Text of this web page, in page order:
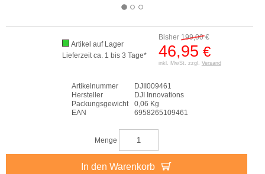
Bisher 199,00€
46,95 €
inkl. MwSt. zzgl. Versand
Artikel auf Lager
Lieferzeit ca. 1 bis 3 Tage*
Artikelnummer
DJII009461
Hersteller
DJI Innovations
Packungsgewicht
0,06 Kg
EAN
6958265109461
Menge
In den Warenkorb